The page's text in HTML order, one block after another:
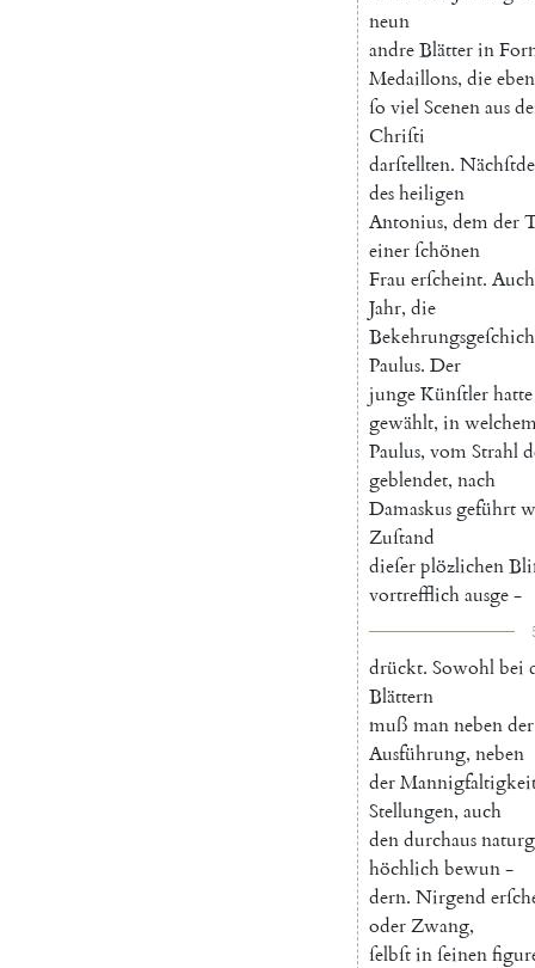
neun
andreBlätterin
Medaillons, dieeben
ſo vielScenenaus
Chriſti
darſtellten.
desheiligen
Antonius, demder
einerſchönen
Frau erſcheint. Auch
Jahr, die
Paulus. Der
jungeKünſtlerhatte
gewählt, in
Paulus, vomStrahl
geblendet, nach
Damaskusgeführt
Zuſtand
dieſerplözlichen
vortrefflichausge-
drückt. Sowohlbei
Blättern
muß mannebender
Ausführung, neben
der
Stellungen, auch
dendurchaus
höchlichbewun-
dern. Nirgend
oderZwang,
ſelbſtinſeinen